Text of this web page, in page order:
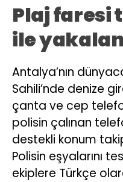
Plaj faresi
ile
Antalya’nın
Sahili’nde denize
çanta ve cep
polisin çalınan
destekli konum
Polisin eşyalarını
ekiplere Türkçe